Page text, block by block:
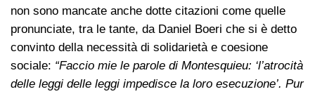
non sono mancate anche dotte citazioni come quelle
pronunciate, tra le tante, da Daniel Boeri che si è detto
convinto della necessità di solidarietà e coesione
sociale: “Faccio mie le parole di Montesquieu: ‘l’atrocità
delle leggi delle leggi impedisce la loro esecuzione’. Pur